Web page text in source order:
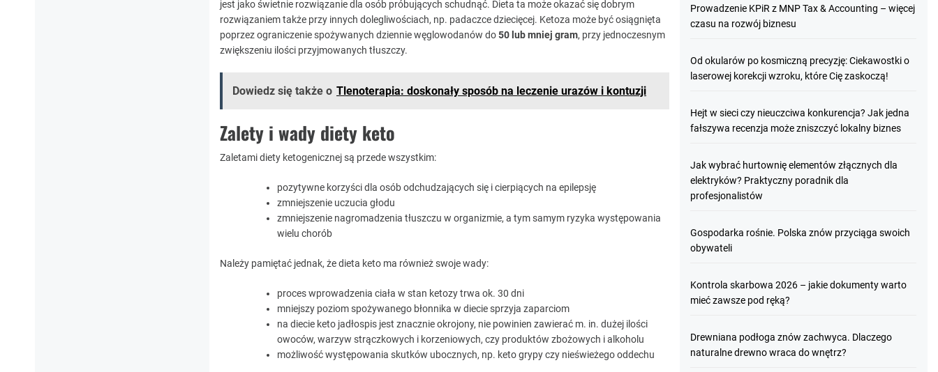
jest jako świetnie rozwiązanie dla osób próbujących schudnąć. Dieta ta może okazać się dobrym
rozwiązaniem także przy innych dolegliwościach, np. padaczce dziecięcej. Ketoza może być osiągnięta
poprzez ograniczenie spożywanych dziennie węglowodanów do50 lub mniej gram, przy jednoczesnym
zwiększeniu ilości przyjmowanych tłuszczy.
Dowiedz się także o Tlenoterapia: doskonały sposób na leczenie urazów i kontuzji
Zalety i wady diety keto
Zaletami diety ketogenicznej są przede wszystkim:
pozytywne korzyści dla osób odchudzających się i cierpiących na epilepsję
zmniejszenie uczucia głodu
zmniejszenie nagromadzenia tłuszczu w organizmie, a tym samym ryzyka występowania
wielu chorób
Należy pamiętać jednak, że dieta keto ma również swoje wady:
proces wprowadzenia ciała w stan ketozy trwa ok. 30 dni
mniejszy poziom spożywanego błonnika w diecie sprzyja zaparciom
na diecie keto jadłospis jest znacznie okrojony, nie powinien zawierać m. in. dużej ilości
owoców, warzyw strączkowych i korzeniowych, czy produktów zbożowych i alkoholu
możliwość występowania skutków ubocznych, np. keto grypy czy nieświeżego oddechu
Prowadzenie KPiR z MNP Tax & Accounting – więcej
czasu na rozwój biznesu
Od okularów po kosmiczną precyzję: Ciekawostki o
laserowej korekcji wzroku, które Cię zaskoczą!
Hejt w sieci czy nieuczciwa konkurencja? Jak jedna
fałszywa recenzja może zniszczyć lokalny biznes
Jak wybrać hurtownię elementów złącznych dla
elektryków? Praktyczny poradnik dla
profesjonalistów
Gospodarka rośnie. Polska znów przyciąga swoich
obywateli
Kontrola skarbowa 2026 – jakie dokumenty warto
mieć zawsze pod ręką?
Drewniana podłoga znów zachwyca. Dlaczego
naturalne drewno wraca do wnętrz?